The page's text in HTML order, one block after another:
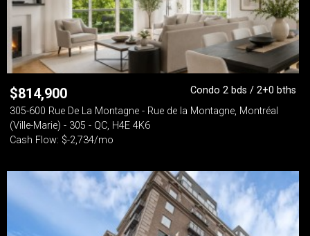
$814,900
Condo 2 bds / 2+0 bths
305-600 Rue De La Montagne - Rue de la Montagne, Montréal
(Ville-Marie) - 305 - QC, H4E 4K6
Cash Flow: $-2,734/mo